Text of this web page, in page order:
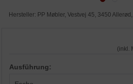
Hersteller: PP Møbler, Vestvej 45, 3450
(inkl.
Ausführung: